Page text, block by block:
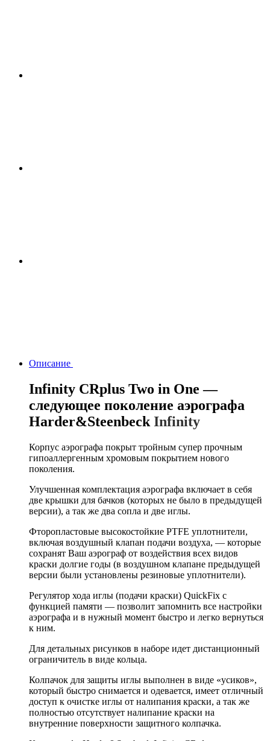
Описание
Infinity CRplus Two in One —
следующее поколение аэрографа
Harder&Steenbeck Infinity
Корпус аэрографа покрыт тройным супер прочным
гипоаллергенным хромовым покрытием нового
поколения.
Улучшенная комплектация аэрографа включает в себя
две крышки для бачков (которых не было в предыдущей
версии), а так же два сопла и две иглы.
Фторопластовые высокостойкие PTFE уплотнители,
включая воздушный клапан подачи воздуха, — которые
сохранят Ваш аэрограф от воздействия всех видов
краски долгие годы (в воздушном клапане предыдущей
версии были установлены резиновые уплотнители).
Регулятор хода иглы (подачи краски) QuickFix с
функцией памяти — позволит запомнить все настройки
аэрографа и в нужный момент быстро и легко вернуться
к ним.
Для детальных рисунков в наборе идет дистанционный
ограничитель в виде кольца.
Колпачок для защиты иглы выполнен в виде «усиков»,
который быстро снимается и одевается, имеет отличный
доступ к очистке иглы от налипания краски, а так же
полностью отсутствует налипание краски на
внутренние поверхности защитного колпачка.